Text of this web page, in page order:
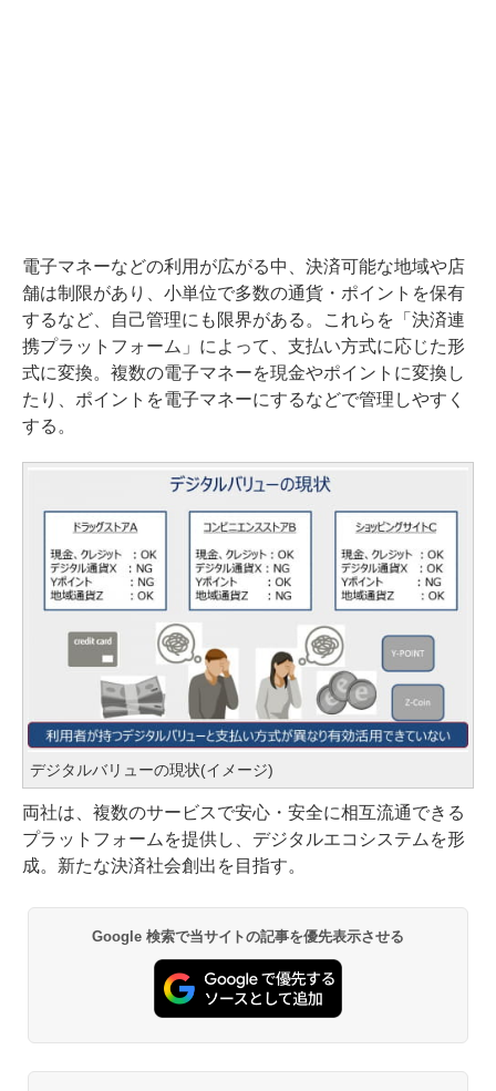
電子マネーなどの利用が広がる中、決済可能な地域や店
舗は制限があり、小単位で多数の通貨・ポイントを保有
するなど、自己管理にも限界がある。これらを「決済連
携プラットフォーム」によって、支払い方式に応じた形
式に変換。複数の電子マネーを現金やポイントに変換し
たり、ポイントを電子マネーにするなどで管理しやすく
する。
デジタルバリューの現状(イメージ)
両社は、複数のサービスで安心・安全に相互流通できる
プラットフォームを提供し、デジタルエコシステムを形
成。新たな決済社会創出を目指す。
Google 検索で当サイトの記事を優先表示させる